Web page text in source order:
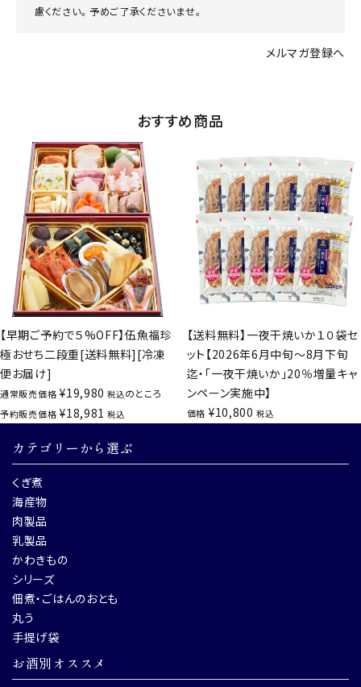
慮ください。 予めご了承くださいませ。
メルマガ登録へ
おすすめ商品
【早期ご予約で５%OFF】伍魚福珍
極おせち二段重[送料無料][冷凍
便お届け]
通常販売価格 ¥19,980 税込のところ
予約販売価格 ¥18,981 税込
【送料無料】一夜干焼いか１０袋セ
ット【2026年6月中旬～8月下旬
迄・「一夜干焼いか」20％増量キャ
ンペーン実施中】
価格 ¥10,800 税込
カテゴリーから選ぶ
くぎ煮
海産物
肉製品
乳製品
かわきもの
シリーズ
佃煮・ごはんのおとも
丸う
手提げ袋
お酒別オススメ